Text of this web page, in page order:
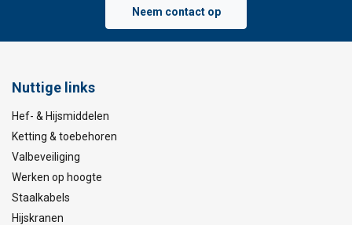
Neem contact op
Nuttige links
Hef- & Hijsmiddelen
Ketting & toebehoren
Valbeveiliging
Werken op hoogte
Staalkabels
Hijskranen